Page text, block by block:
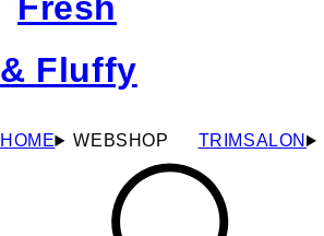
HOME WEBSHOP TRIMSALON